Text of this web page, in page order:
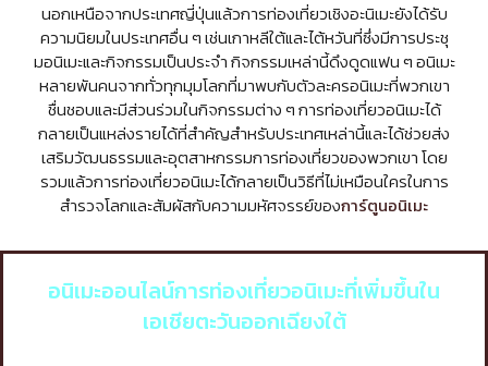
นอกเหนือจากประเทศญี่ปุ่นแล้วการท่องเที่ยวเชิงอะนิเมะยังได้รับ
ความนิยมในประเทศอื่น ๆ เช่นเกาหลีใต้และไต้หวันที่ซึ่งมีการประชุ
มอนิเมะและกิจกรรมเป็นประจำ กิจกรรมเหล่านี้ดึงดูดแฟน ๆ อนิเมะ
หลายพันคนจากทั่วทุกมุมโลกที่มาพบกับตัวละครอนิเมะที่พวกเขา
ชื่นชอบและมีส่วนร่วมในกิจกรรมต่าง ๆ การท่องเที่ยวอนิเมะได้
กลายเป็นแหล่งรายได้ที่สำคัญสำหรับประเทศเหล่านี้และได้ช่วยส่ง
เสริมวัฒนธรรมและอุตสาหกรรมการท่องเที่ยวของพวกเขา โดย
รวมแล้วการท่องเที่ยวอนิเมะได้กลายเป็นวิธีที่ไม่เหมือนใครในการ
สำรวจโลกและสัมผัสกับความมหัศจรรย์ของการ์ตูนอนิเมะ
อนิเมะออนไลน์การท่องเที่ยวอนิเมะที่เพิ่มขึ้นใน
เอเชียตะวันออกเฉียงใต้